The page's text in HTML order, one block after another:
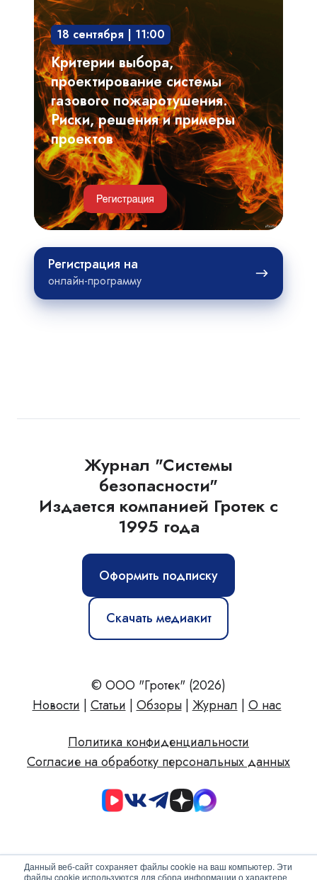
Данный веб-сайт сохраняет файлы cookie на ваш компьютер. Эти
файлы cookie используются для сбора информации о характере
проектирование
системы
газового
пожаротушения.
Риски,
решения
и
примеры
проектов
18 сентября | 11:00
Критерии выбора,
проектирование системы
газового пожаротушения.
Риски, решения и примеры
проектов
Регистрация на
онлайн-программу
Регистрация
Журнал "Системы
безопасности"
Издается компанией Гротек с
1995 года
Оформить подписку
Скачать медиакит
© ООО "Гротек" (2026)
Новости | Статьи | Обзоры| Журнал | О нас
Политика конфиденциальности
Согласие на обработку персональных данных